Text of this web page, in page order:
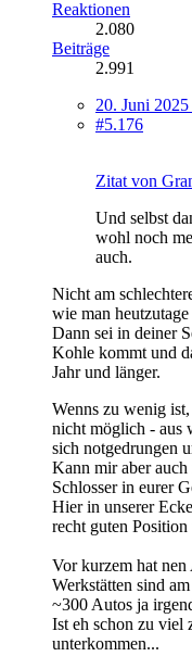
Reaktionen
2.080
Beiträge
2.991
20. Juni 2025
#5.176
Zitat von
Und selbst
wohl noch
auch.
Nicht am
wie man heutzutage
Dann sei in deiner
Kohle kommt und
Jahr und länger.
Wenns zu wenig
nicht möglich - aus
sich notgedrungen
Kann mir aber
Schlosser in eurer
Hier in unserer
recht guten
Vor kurzem hat
Werkstätten sind
~300 Autos ja
Ist eh schon zu viel
unterkommen...